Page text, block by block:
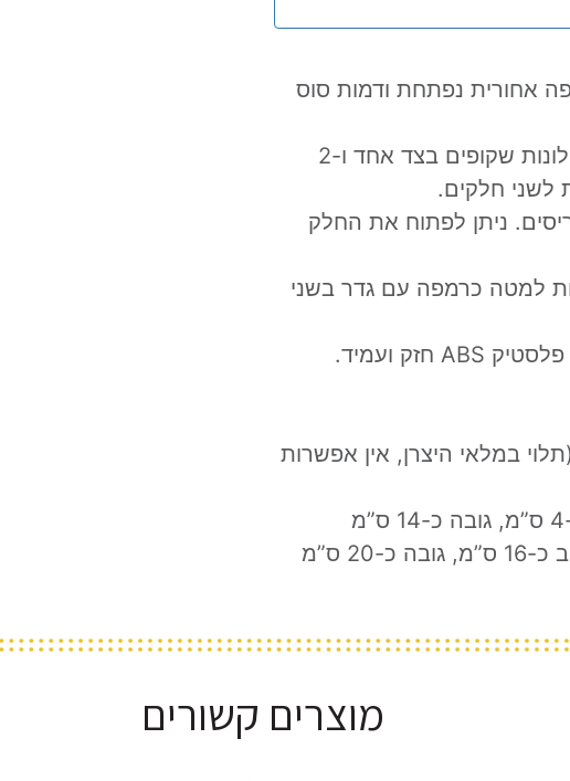
אחורית נפתחת ודמות סוס
למשאית יש 2 חלונות גג שקופים, 3 חלונות שקופים בצד אחד ו-2
לשני חלקים.
ניתן לפתוח את החלק
למטה כרמפה עם גדר בשני
פלסטיק ABS חזק ועמיד.
במלאי היצרן, אין אפשרות
מוצרים קשורים